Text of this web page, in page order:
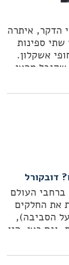
הדקר, איתרה
שתי ספינות
ק"מ מחופי אשקלון.
שקיבל מהצי
ד"ר
כדי חרס
קלאסית
כה
דובקורל
ברחבי העולם
את החלקים
הסביבה),
וגם כאן, היו
יותר
שהפכה